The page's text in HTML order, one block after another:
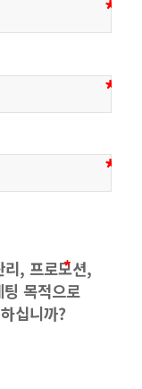
리, 프로모션,
목적으로
십니까?